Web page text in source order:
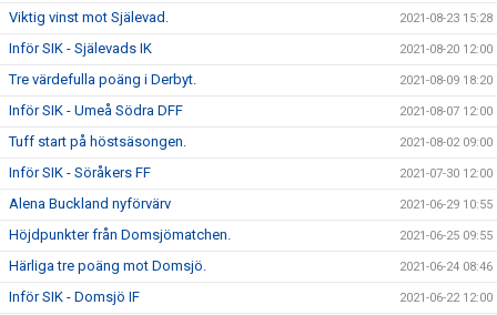
Viktig vinst mot Själevad. 2021-08-23 15:28
Inför SIK - Själevads IK 2021-08-20 12:00
Tre värdefulla poäng i Derbyt. 2021-08-09 18:20
Inför SIK - Umeå Södra DFF 2021-08-07 12:00
Tuff start på höstsäsongen. 2021-08-02 09:00
Inför SIK - Söråkers FF 2021-07-30 12:00
Alena Buckland nyförvärv 2021-06-29 10:55
Höjdpunkter från Domsjömatchen. 2021-06-25 09:55
Härliga tre poäng mot Domsjö. 2021-06-24 08:46
Inför SIK - Domsjö IF 2021-06-22 12:00